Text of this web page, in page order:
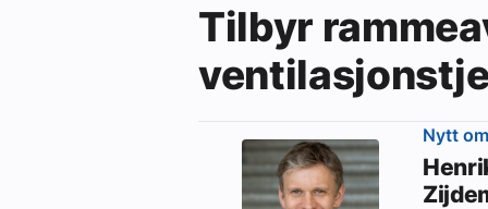
Tilbyr
Nytt